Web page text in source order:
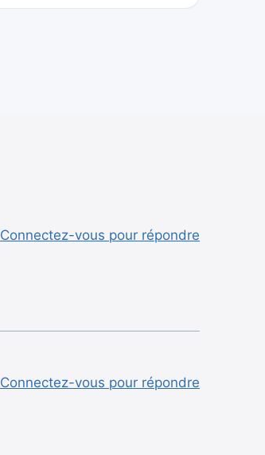
Connectez-vous pour répondre
Connectez-vous pour répondre